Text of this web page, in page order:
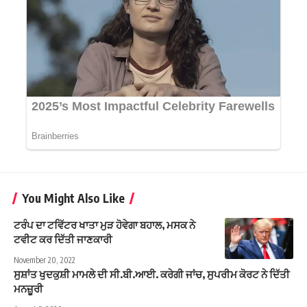
You Might Also Like
ਟਰੰਪ ਦਾ ਟਵਿੱਟਰ ਖਾਤਾ ਮੁੜ ਹੋਵੇਗਾ ਬਹਾਲ, ਮਸਕ ਨੇ
ਟਵੀਟ ਕਰ ਦਿੱਤੀ ਜਾਣਕਾਰੀ
November 20, 2022
ਸੁਸ਼ਾਂਤ ਖੁਦਕੁਸ਼ੀ ਮਾਮਲੇ ਦੀ ਸੀ.ਬੀ.ਆਈ. ਕਰੇਗੀ ਜਾਂਚ, ਸੁਪਰੀਮ ਕੋਰਟ ਨੇ ਦਿੱਤੀ
ਮਨਜ਼ੂਰੀ